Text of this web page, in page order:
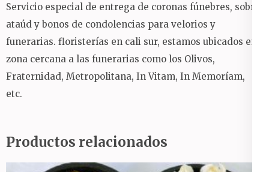
Servicio especial de entrega de coronas fúnebres, sobre
ataúd y bonos de condolencias para velorios y
funerarias. floristerías en cali sur, estamos ubicados en
zona cercana a las funerarias como los Olivos,
Fraternidad, Metropolitana, In Vitam, In Memoríam,
etc.
Productos relacionados